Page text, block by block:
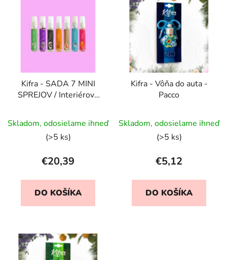
Kifra - SADA 7 MINI
SPREJOV / Interiérový
Skladom, odosielame ihneď
(>5 ks)
€20,39
DO KOŠÍKA
Kifra - Vôňa do auta -
Pacco
hodnotenie
produktu
je
5,0
z
5
Skladom, odosielame ihneď
(>5 ks)
€5,12
DO KOŠÍKA